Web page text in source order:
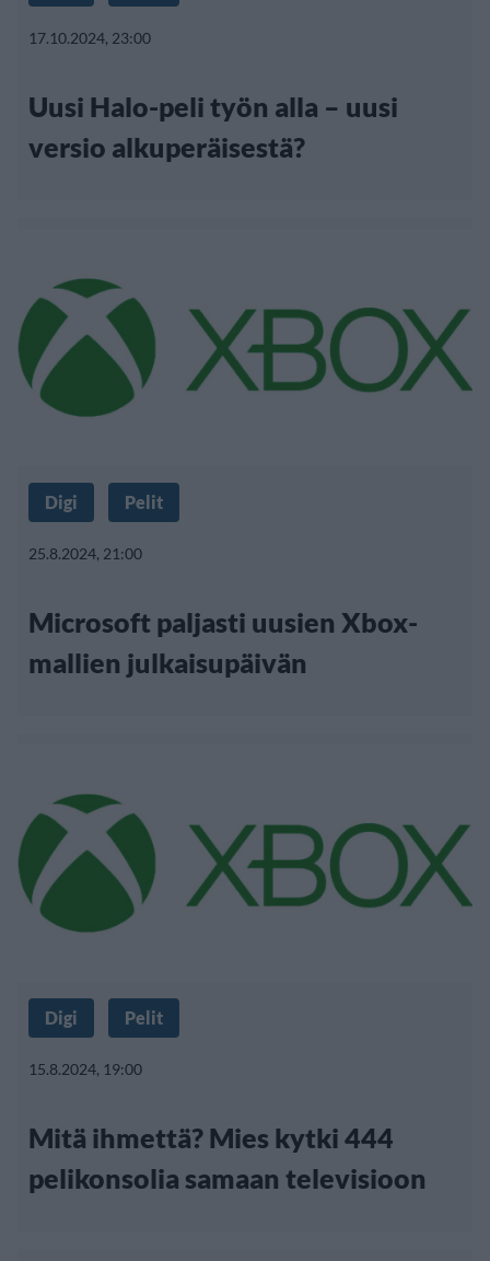
17.10.2024, 23:00
Uusi Halo-peli työn alla – uusi
versio alkuperäisestä?
Digi Pelit
25.8.2024, 21:00
Microsoft paljasti uusien Xbox-
mallien julkaisupäivän
Digi Pelit
15.8.2024, 19:00
Mitä ihmettä? Mies kytki 444
pelikonsolia samaan televisioon